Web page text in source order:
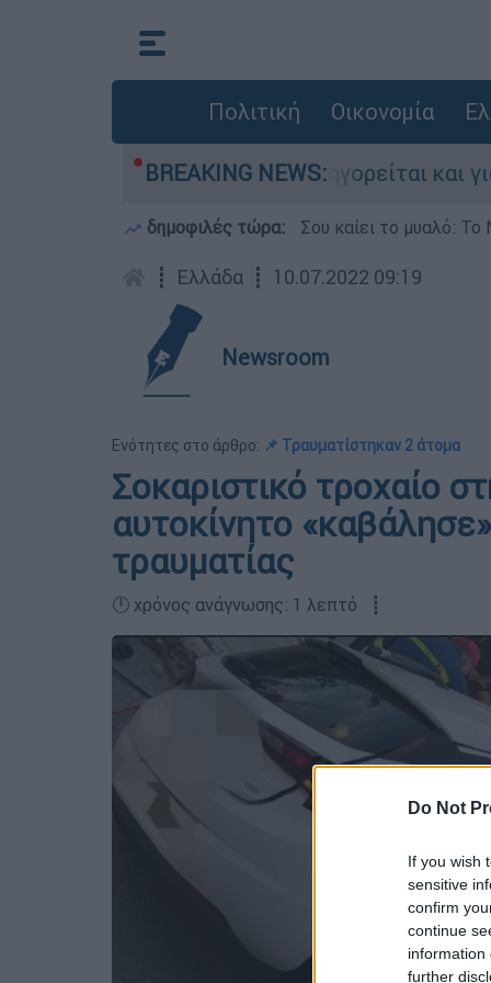
Do Not
If you wish
sensitive
confirm
continue
information
further
Πολιτική Οικονομία
BREAKING NEWS:
στην Ελλάδα - Κατηγορείται και για την
δημοφιλές τώρα: Σου καίει το μυαλό:
┋ Ελλάδα ┋ 10.07.2022 09:19
Newsroom
Ενότητες στο άρθρο: 📌 Τραυματίστηκαν 2 άτομα
Σοκαριστικό τροχαίο
αυτοκίνητο
τραυματίας
🕛 χρόνος ανάγνωσης: 1 λεπτό ┋